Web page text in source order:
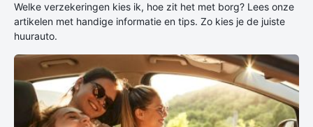
Welke verzekeringen kies ik, hoe zit het met borg? Lees onze
artikelen met handige informatie en tips. Zo kies je de juiste
huurauto.